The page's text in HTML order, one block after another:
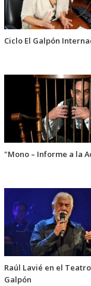
Ciclo El Galpón
"Mono – Informe a la
Raúl Lavié en el Teatro
Galpón